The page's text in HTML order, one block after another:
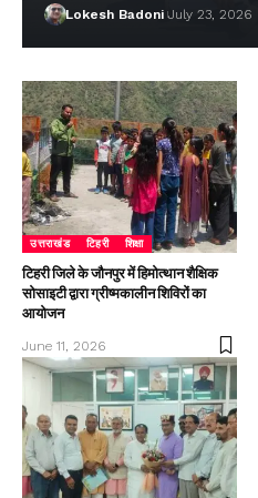
Lokesh Badoni July 23, 2026
उत्तराखंड टिहरी शिक्षा
टिहरी जिले के जौनपुर में हिमोत्थान शैक्षिक
सोसाइटी द्वारा ग्रीष्मकालीन शिविरों का
आयोजन
June 11, 2026